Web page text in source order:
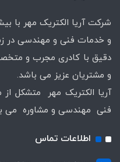
و خدمات فنی و مهندسی در
دقیق با کادری مجرب و
و مشتریان عزیز می باشد.
آریا الکتریک مهر متشکل
فنی مهندسی و مشاوره می
اطلاعات تماس